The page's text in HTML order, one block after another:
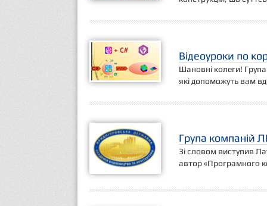
Відеоуроки по
Шановні колеги! Група
які допоможуть вам
Група компаній
Зі словом виступив
автор «Програмного